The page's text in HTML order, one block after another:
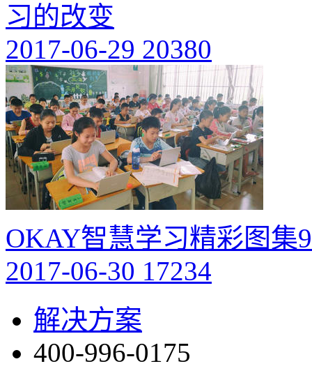
习的改变
2017-06-29 20380
OKAY智慧学习精彩图集9
2017-06-30 17234
解决方案
400-996-0175